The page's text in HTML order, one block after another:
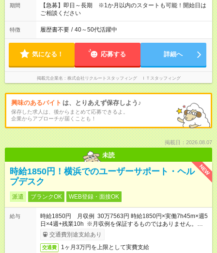
期間
【急募】即日～長期 ※1か月以内のスタートも可能！開始日は
ご相談ください
特徴 履歴書不要 / 40～50代活躍中
気になる！ 応募する 詳細へ
掲載元企業名 株式会社リクルートスタッフィング ＩＴスタッフィング
興味のあるバイト は、とりあえず保存しよう♪
保存した求人は、後からまとめて応募できるよ。
企業からアプローチが届くことも！
掲載日：2026.08.07
未読
NEW
時給1850円！横浜でのユーザーサポート・ヘル
プデスク
派遣 ブランクOK WEB登録・面接OK
給与
時給1850円 月収例 30万7563円 時給1850円×実働7h45m×週5
日×4週+残業10h ※月収例を保証するものではありません。※給
与即受取りサービス利用可（利用条件有）
交通費別途支給あり
交通費 1ヶ月3万円を上限として実費支給